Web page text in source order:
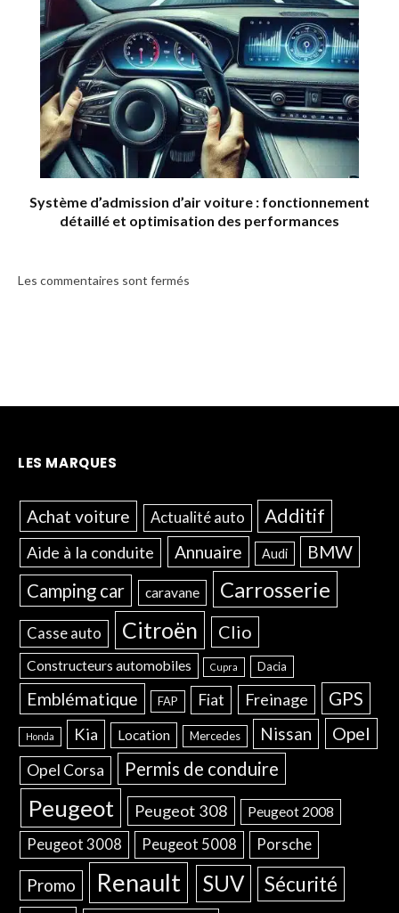
Système d’admission d’air voiture : fonctionnement
détaillé et optimisation des performances
Les commentaires sont fermés
LES MARQUES
Achat voiture Actualité auto Additif
Aide à la conduite Annuaire Audi BMW
Camping car caravane Carrosserie
Casse auto Citroën Clio
Constructeurs automobiles Cupra Dacia
Emblématique FAP Fiat Freinage GPS
Honda Kia Location Mercedes Nissan Opel
Opel Corsa Permis de conduire
Peugeot Peugeot 308 Peugeot 2008
Peugeot 3008 Peugeot 5008 Porsche
Promo Renault SUV Sécurité